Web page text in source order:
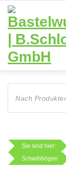
Zum
Inhalt
springen
Products
search
Sie sind hier:
Schwibbögen